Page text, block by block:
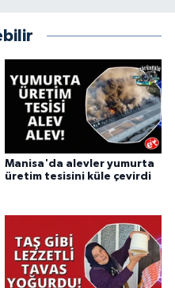
Manisa'da alevler yumurta
üretim tesisini küle çevirdi